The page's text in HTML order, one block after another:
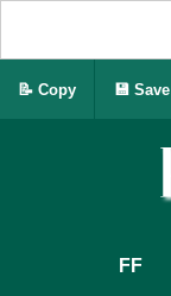
FF
📝 Copy 💾 Save